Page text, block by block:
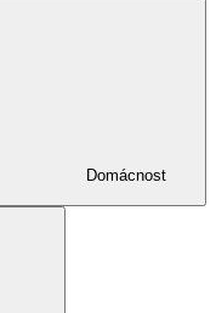
Domácnost